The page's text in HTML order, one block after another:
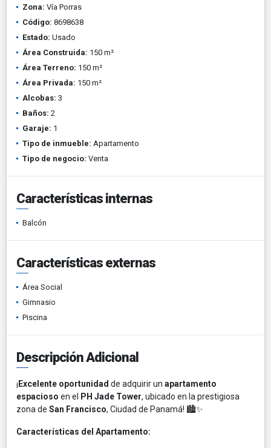
Zona: Vía Porras
Código: 8698638
Estado: Usado
Área Construida: 150 m²
Área Terreno: 150 m²
Área Privada: 150 m²
Alcobas: 3
Baños: 2
Garaje: 1
Tipo de inmueble: Apartamento
Tipo de negocio: Venta
Características internas
Balcón
Características externas
Área Social
Gimnasio
Piscina
Descripción Adicional
¡ Excelente oportunidad de adquirir un apartamento
espacioso en el PH Jade Tower, ubicado en la prestigiosa
zona de San Francisco, Ciudad de Panamá! 🏙️✨
Características del Apartamento: